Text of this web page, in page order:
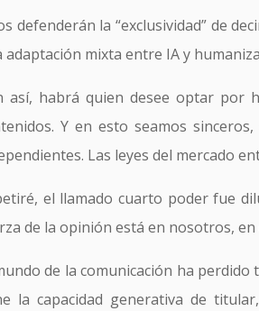
defenderán la “exclusividad” de
adaptación mixta entre IA y
así, habrá quien desee optar por
Y en esto seamos
Las leyes del mercado
el llamado cuarto poder fue
de la opinión está en nosotros,
de la comunicación ha
la capacidad generativa de